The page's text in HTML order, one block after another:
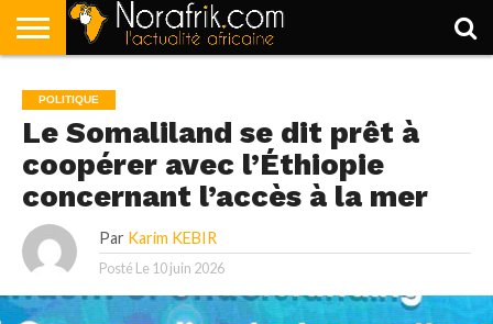
POLITIQUE
SOCIÉTÉ
ECONOMIE
SPORT
LIFESTYLE
POLITIQUE
Le Somaliland se dit prêt à
coopérer avec l’Éthiopie
concernant l’accès à la mer
Par Karim KEBIR
Posté Le 10 juin 2026